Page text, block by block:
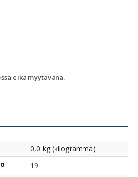
eikä myytävänä.
0,0 kg (kilogramma)
19